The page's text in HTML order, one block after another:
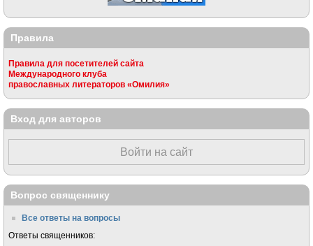
Правила
Правила для посетителей сайта
Международного клуба
православных литераторов «Омилия»
Вход для авторов
Войти на сайт
Вопрос священнику
Все ответы на вопросы
Ответы священников: